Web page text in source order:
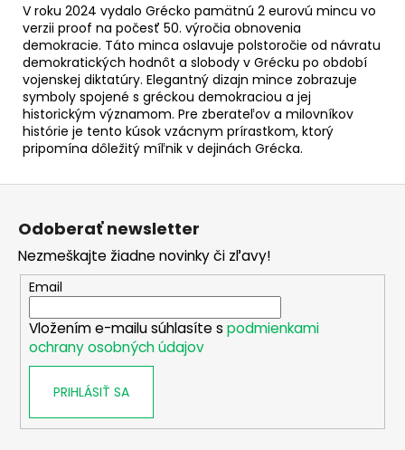
V roku 2024 vydalo Grécko pamätnú 2 eurovú mincu vo
verzii proof na počesť 50. výročia obnovenia
demokracie. Táto minca oslavuje polstoročie od návratu
demokratických hodnôt a slobody v Grécku po období
vojenskej diktatúry. Elegantný dizajn mince zobrazuje
symboly spojené s gréckou demokraciou a jej
historickým významom. Pre zberateľov a milovníkov
histórie je tento kúsok vzácnym prírastkom, ktorý
pripomína dôležitý míľnik v dejinách Grécka.
2
EURO
GRÉCKO
2026
-
AKADÉMIA
ATÉNY
(BU
KARTA)
€29
Z
Odoberať newsletter
Nezmeškajte žiadne novinky či zľavy!
Email
Vložením e-mailu súhlasíte s podmienkami
ochrany osobných údajov
PRIHLÁSIŤ SA